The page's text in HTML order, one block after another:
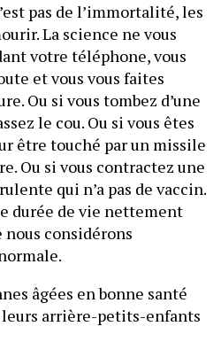
pas de l’immortalité, les
La science ne vous
votre téléphone, vous
et vous vous faites
Ou si vous tombez d’une
le cou. Ou si vous êtes
être touché par un missile
Ou si vous contractez une
qui n’a pas de vaccin.
durée de vie nettement
nous considérons
âgées en bonne santé
leurs arrière-petits-enfants